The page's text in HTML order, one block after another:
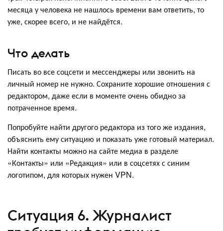
месяца у человека не нашлось времени вам ответить, то
уже, скорее всего, и не найдётся.
Что делать
Писать во все соцсети и мессенджеры или звонить на
личный номер не нужно. Сохраните хорошие отношения с
редактором, даже если в моменте очень обидно за
потраченное время.
Попробуйте найти другого редактора из того же издания,
объяснить ему ситуацию и показать уже готовый материал.
Найти контакты можно на сайте медиа в разделе
«Контакты» или «Редакция» или в соцсетях с синим
логотипом, для которых нужен VPN.
Ситуация 6. Журналист